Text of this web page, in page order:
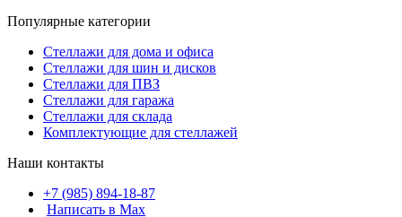
Популярные категории
Стеллажи для дома и офиса
Стеллажи для шин и дисков
Стеллажи для ПВЗ
Стеллажи для гаража
Стеллажи для склада
Комплектующие для стеллажей
Наши контакты
+7 (985) 894-18-87
Написать в Max